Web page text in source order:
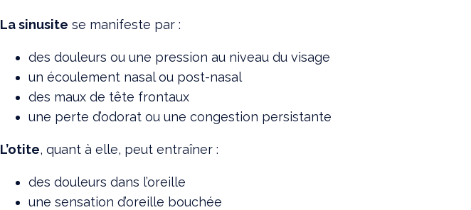
La sinusite se manifeste par :
des douleurs ou une pression au niveau du visage
un écoulement nasal ou post-nasal
des maux de tête frontaux
une perte d’odorat ou une congestion persistante
L’otite, quant à elle, peut entraîner :
des douleurs dans l’oreille
une sensation d’oreille bouchée